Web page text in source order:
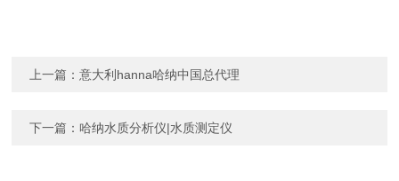
上一篇：意大利hanna哈纳中国总代理
下一篇：哈纳水质分析仪|水质测定仪